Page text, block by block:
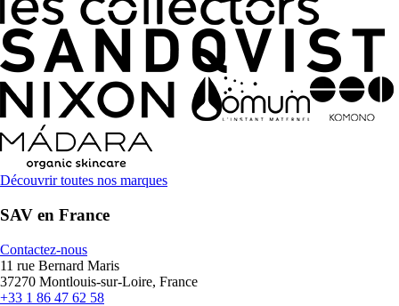
Découvrir toutes nos marques
SAV en France
Contactez-nous
11 rue Bernard Maris
37270 Montlouis-sur-Loire, France
+33 1 86 47 62 58